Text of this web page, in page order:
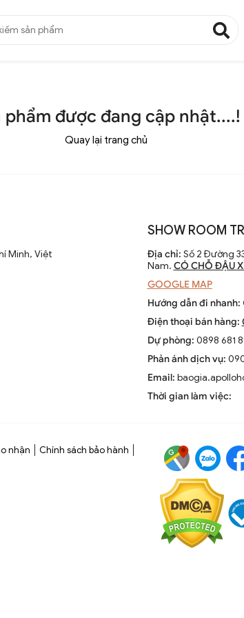
phẩm được đang cập nhật....!
Quay lại trang chủ
Minh, Việt
SHOW ROOM
Địa chỉ: Số 2 Đường
Nam. CÓ CHỖ ĐẬU
GOOGLE MAP
Hướng dẫn đi nhanh:
Điện thoại bán hàng:
Dự phòng: 0898 681
Phản ánh dịch vụ:
Email:
Thời gian làm việc:
nhận Chính sách bảo hành